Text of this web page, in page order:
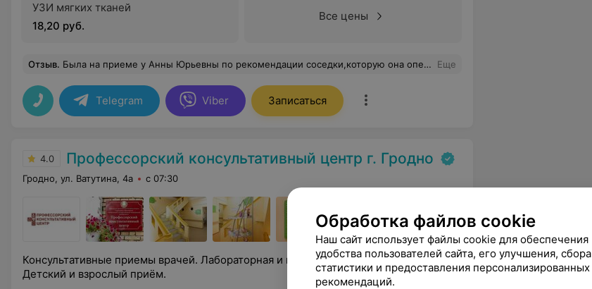
УЗИ мягких тканей
18,20 руб.
Все цены
Отзыв. Была на приеме у Анны Юрьевны по рекомендации соседки,которую она оперировала, осталась очень довольна! Врач от Бога! Детально осмотрела, объяснила почему именно возникло заболевание. Доктор дала грамотные рекомендации не только по глазам, но и в целом,по здоровью. Еще
Telegram Viber Записаться
4.0 Профессорский консультативный центр г. Гродно
Гродно, ул. Ватутина, 4а с 07:30
Консультативные приемы врачей. Лабораторная и инструментальная диагностика.
Детский и взрослый приём.
Обработка файлов cookie
Наш сайт использует файлы cookie для обеспечения
удобства пользователей сайта, его улучшения, сбора
статистики и предоставления персонализированных
рекомендаций.